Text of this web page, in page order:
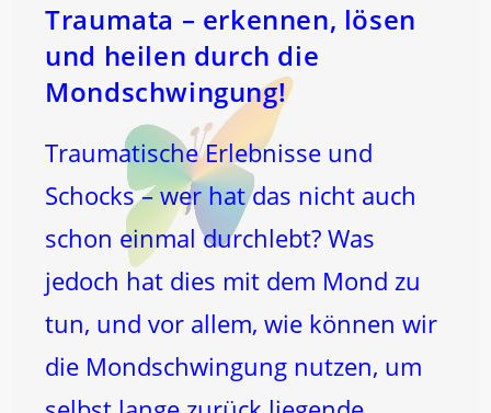
Traumata – erkennen, lösen
und heilen durch die
Mondschwingung!
Traumatische Erlebnisse und
Schocks – wer hat das nicht auch
schon einmal durchlebt? Was
jedoch hat dies mit dem Mond zu
tun, und vor allem, wie können wir
die Mondschwingung nutzen, um